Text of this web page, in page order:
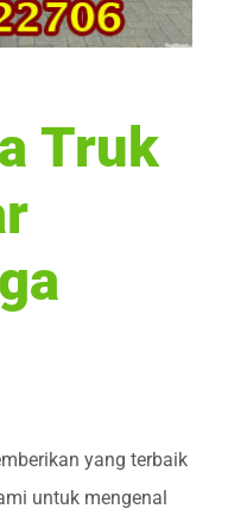
Truk
yang terbaik
untuk mengenal